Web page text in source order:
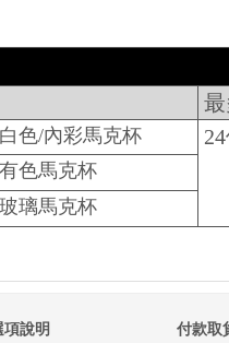
白色/內彩馬克杯
有色馬克杯
玻璃馬克杯
說明
付款取